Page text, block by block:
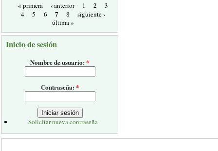
« primera
‹ anterior 1 2
3
4
5 6 7 8
siguiente ›
última »
Inicio de sesión
Nombre de usuario:*
Contraseña:*
Solicitar nueva contraseña